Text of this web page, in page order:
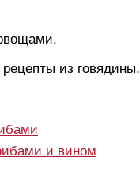
рецепты из говядины.
и вином